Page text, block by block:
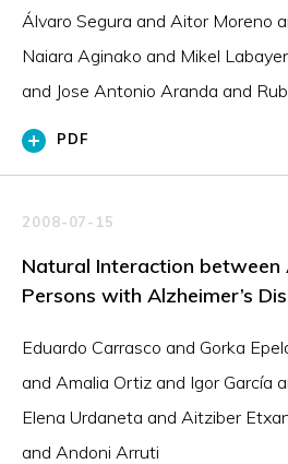
Álvaro Segura and Aitor Moreno
Naiara Aginako and Mikel
and Jose Antonio Aranda and
PDF
2008-07-15
Natural Interaction between
Persons with Alzheimer’s
Eduardo Carrasco and Gorka
and Amalia Ortiz and Igor García
Elena Urdaneta and Aitziber
and Andoni Arruti